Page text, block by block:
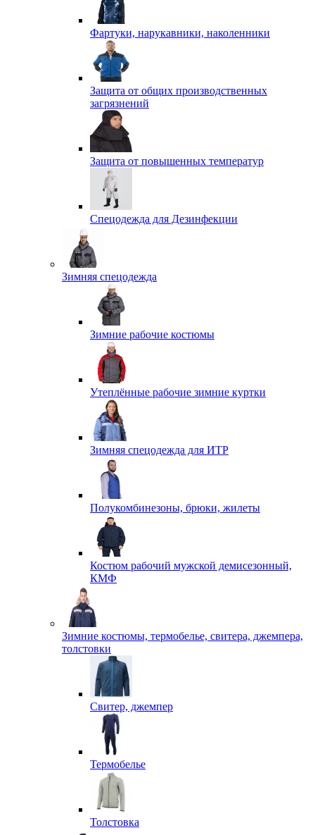
Фартуки, нарукавники, наколенники
Защита от общих производственных
загрязнений
Защита от повышенных температур
Спецодежда для Дезинфекции
Зимняя спецодежда
Зимние рабочие костюмы
Утеплённые рабочие зимние куртки
Зимняя спецодежда для ИТР
Полукомбинезоны, брюки, жилеты
Костюм рабочий мужской демисезонный,
КМФ
Зимние костюмы, термобелье, свитера, джемпера,
толстовки
Свитер, джемпер
Термобелье
Толстовка